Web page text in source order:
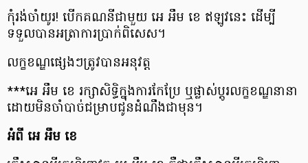
កុំរង់ចាំយូរ! បើកគណនីជាមួយ អេ អឹម ខេ ឥឡូវនេះ ដើម្បី
ទទួលបានអត្រាការប្រាក់ពិសេស។
លក្ខខណ្ឌផ្សេងៗត្រូវបានអនុវត្ត
***អេ អឹម ខេ រក្សាសិទ្ធិក្នុងការកែប្រែ ឬផ្លាស់ប្តូរលក្ខខណ្ឌនានា
ដោយមិនចាំបាច់ជម្រាបជូនដំណឹងជាមុន។
អំពី អេ អឹម ខេ